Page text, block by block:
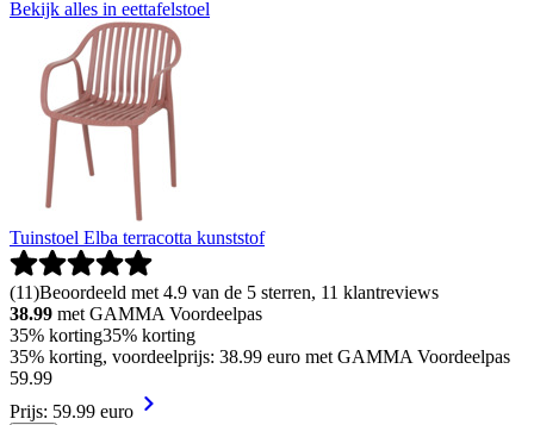
Bekijk alles in eettafelstoel
Tuinstoel Elba terracotta kunststof
(11)Beoordeeld met 4.9 van de 5 sterren, 11 klantreviews
38.99 met GAMMA Voordeelpas
35% korting35% korting
35% korting, voordeelprijs: 38.99 euro met GAMMA Voordeelpas
59.99
Prijs: 59.99 euro